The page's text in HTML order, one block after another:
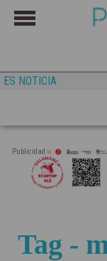
ES NOTICIA
Publicidad
Tag -